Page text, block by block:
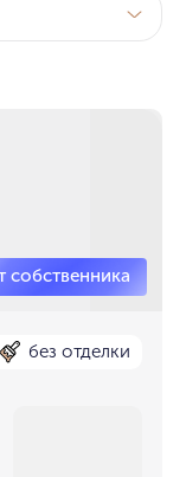
без отделки